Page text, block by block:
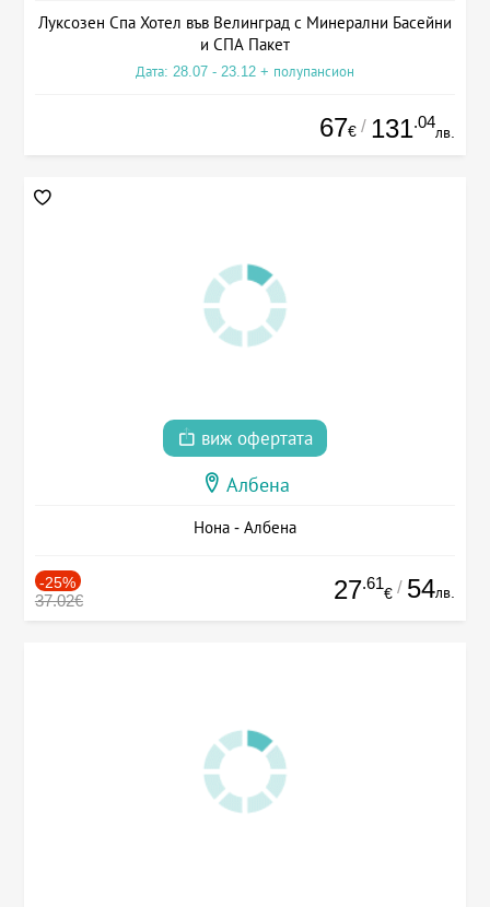
Луксозен Спа Хотел във Велинград с Минерални Басейни
и СПА Пакет
Дата: 28.07 - 23.12 + полупансион
67€ / 131.04
лв.
виж офертата
Албена
Нона - Албена
-25%
37.02€ 27.61
€ / 54лв.